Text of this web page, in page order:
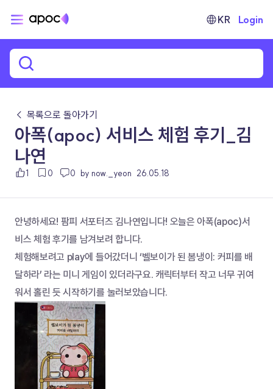
KR Login
← 목록으로 돌아가기
아폭(apoc) 서비스 체험 후기_김
나연
1 0 0 by now._yeon 26.05.18
안녕하세요! 팜피 서포터즈 김나연입니다! 오늘은 아폭(apoc)서
비스 체험 후기를 남겨보려 합니다.
체험해보려고 play에 들어갔더니 ‘벨보이가 된 봄냉이: 커피를 배
달하라’ 라는 미니 게임이 있더라구요. 캐릭터부터 작고 너무 귀여
워서 홀린 듯 시작하기를 눌러보았습니다.